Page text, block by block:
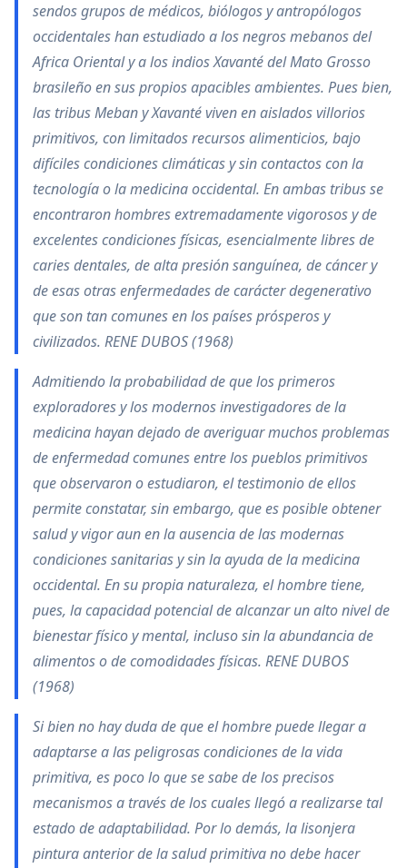
sendos grupos de médicos, biólogos y antropólogos
occidentales han estudiado a los negros mebanos del
Africa Oriental y a los indios Xavanté del Mato Grosso
brasileño en sus propios apacibles ambientes. Pues bien,
las tribus Meban y Xavanté viven en aislados villorios
primitivos, con limitados recursos alimenticios, bajo
difíciles condiciones climáticas y sin contactos con la
tecnología o la medicina occidental. En ambas tribus se
encontraron hombres extremadamente vigorosos y de
excelentes condiciones físicas, esencialmente libres de
caries dentales, de alta presión sanguínea, de cáncer y
de esas otras enfermedades de carácter degenerativo
que son tan comunes en los países prósperos y
civilizados. RENE DUBOS (1968)
Admitiendo la probabilidad de que los primeros
exploradores y los modernos investigadores de la
medicina hayan dejado de averiguar muchos problemas
de enfermedad comunes entre los pueblos primitivos
que observaron o estudiaron, el testimonio de ellos
permite constatar, sin embargo, que es posible obtener
salud y vigor aun en la ausencia de las modernas
condiciones sanitarias y sin la ayuda de la medicina
occidental. En su propia naturaleza, el hombre tiene,
pues, la capacidad potencial de alcanzar un alto nivel de
bienestar físico y mental, incluso sin la abundancia de
alimentos o de comodidades físicas. RENE DUBOS
(1968)
Si bien no hay duda de que el hombre puede llegar a
adaptarse a las peligrosas condiciones de la vida
primitiva, es poco lo que se sabe de los precisos
mecanismos a través de los cuales llegó a realizarse tal
estado de adaptabilidad. Por lo demás, la lisonjera
pintura anterior de la salud primitiva no debe hacer